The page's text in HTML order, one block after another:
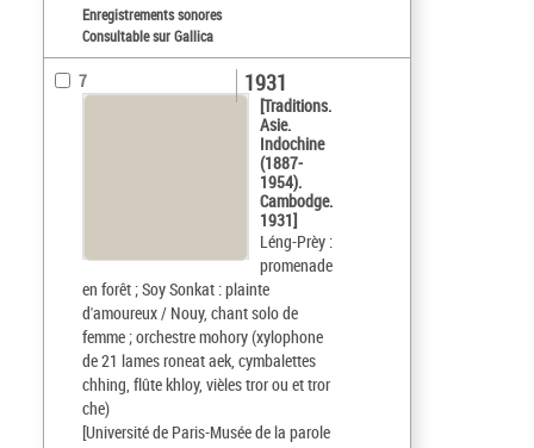
Enregistrements sonores
Consultable sur Gallica
7
[Traditions.
Asie.
Indochine
(1887-
1954).
Cambodge.
1931]
Léng-Prèy :
promenade
en forêt ; Soy Sonkat : plainte
d'amoureux / Nouy, chant solo de
femme ; orchestre mohory (xylophone
de 21 lames roneat aek, cymbalettes
chhing, flûte khloy, vièles tror ou et tror
che)
[Université de Paris-Musée de la parole
1931